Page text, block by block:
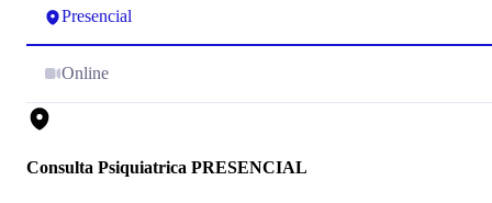
Presencial
Online
Consulta Psiquiatrica PRESENCIAL